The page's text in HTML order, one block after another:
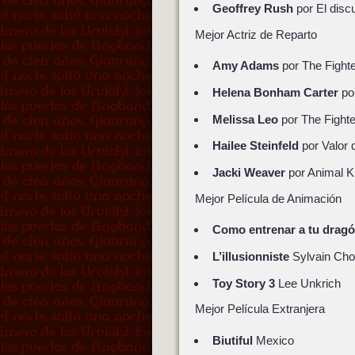
Geoffrey Rush por El
Mejor Actriz de Reparto
Amy Adams por The
Helena Bonham Carter
Melissa Leo por The
Hailee Steinfeld por Valor
Jacki Weaver por Animal
Mejor Película de Animación
Como entrenar a tu
L’illusionniste Sylvain
Toy Story 3 Lee Unkrich
Mejor Película Extranjera
Biutiful Mexico